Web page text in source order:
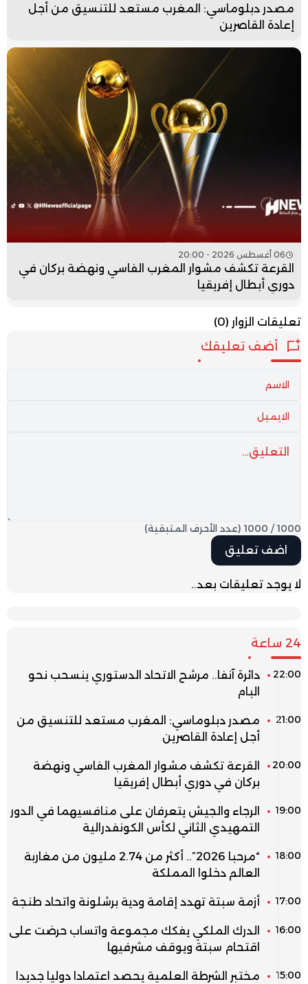
مصدر دبلوماسي: المغرب مستعد للتنسيق من أجل
إعادة القاصرين
06 أغسطس 2026 - 20:00
القرعة تكشف مشوار المغرب الفاسي ونهضة بركان في
دوري أبطال إفريقيا
تعليقات الزوار (0)
أضف تعليقك
1000
/
1000 (عدد الأحرف المتبقية)
لا يوجد تعليقات بعد..
24 ساعة
22:00
دائرة آنفا.. مرشح الاتحاد الدستوري ينسحب نحو
البام
21:00
مصدر دبلوماسي: المغرب مستعد للتنسيق من
أجل إعادة القاصرين
20:00
القرعة تكشف مشوار المغرب الفاسي ونهضة
بركان في دوري أبطال إفريقيا
19:00
الرجاء والجيش يتعرفان على منافسيهما في الدور
التمهيدي الثاني لكأس الكونفدرالية
18:00
“مرحبا 2026”.. أكثر من 2.74 مليون من مغاربة
العالم دخلوا المملكة
17:00 أزمة سبتة تهدد إقامة ودية برشلونة واتحاد طنجة
16:00
الدرك الملكي يفكك مجموعة واتساب حرضت على
اقتحام سبتة ويوقف مشرفيها
15:00
مختبر الشرطة العلمية يحصد اعتمادا دوليا جديدا